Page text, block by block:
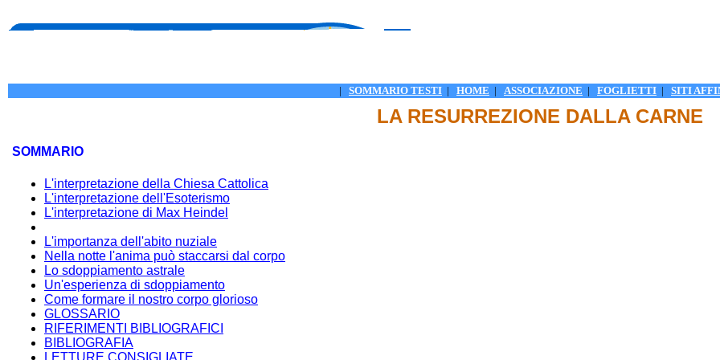
| SOMMARIO TESTI | HOME | ASSOCIAZIONE | FOGLIETTI | SITI
LA RESURREZIONE DALLA CARNE
SOMMARIO
L'interpretazione della Chiesa Cattolica
L'interpretazione dell'Esoterismo
L'interpretazione di Max Heindel
L'importanza dell'abito nuziale
Nella notte l'anima può staccarsi dal corpo
Lo sdoppiamento astrale
Un'esperienza di sdoppiamento
Come formare il nostro corpo glorioso
GLOSSARIO
RIFERIMENTI BIBLIOGRAFICI
BIBLIOGRAFIA
LETTURE CONSIGLIATE